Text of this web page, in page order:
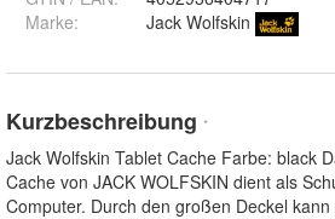
Marke:
Jack Wolfskin
Kurzbeschreibung *
Jack Wolfskin Tablet Cache Farbe: black
Cache von JACK WOLFSKIN dient als
Computer. Durch den großen Deckel